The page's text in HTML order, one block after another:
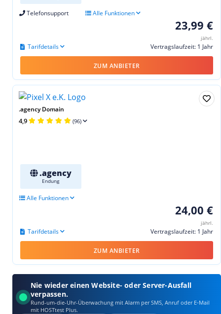
Telefonsupport Alle Funktionen
23,99 €
jährl.
Vertragslaufzeit: 1 Jahr
Tarifdetails
ZUM ANBIETER
.agency Domain
4,9 (96)
.agency
Endung
Alle Funktionen
24,00 €
jährl.
Vertragslaufzeit: 1 Jahr
Tarifdetails
ZUM ANBIETER
Nie wieder einen Website- oder Server-Ausfall
verpassen.
Rund-um-die-Uhr-Überwachung mit Alarm per SMS, Anruf oder E‑Mail
mit HOSTtest Plus.